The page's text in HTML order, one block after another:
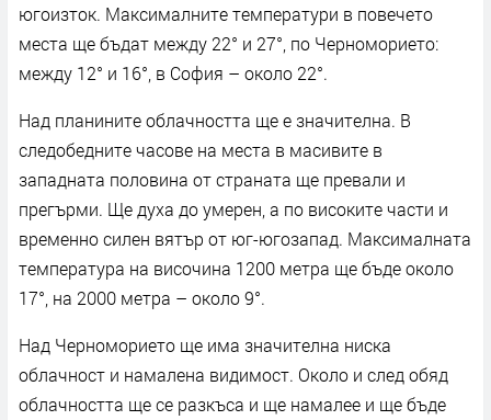
югоизток. Максималните температури в повечето
места ще бъдат между 22° и 27°, по Черноморието:
между 12° и 16°, в София – около 22°.
Над планините облачността ще е значителна. В
следобедните часове на места в масивите в
западната половина от страната ще превали и
прегърми. Ще духа до умерен, а по високите части и
временно силен вятър от юг-югозапад. Максималната
температура на височина 1200 метра ще бъде около
17°, на 2000 метра – около 9°.
Над Черноморието ще има значителна ниска
облачност и намалена видимост. Около и след обяд
облачността ще се разкъса и ще намалее и ще бъде